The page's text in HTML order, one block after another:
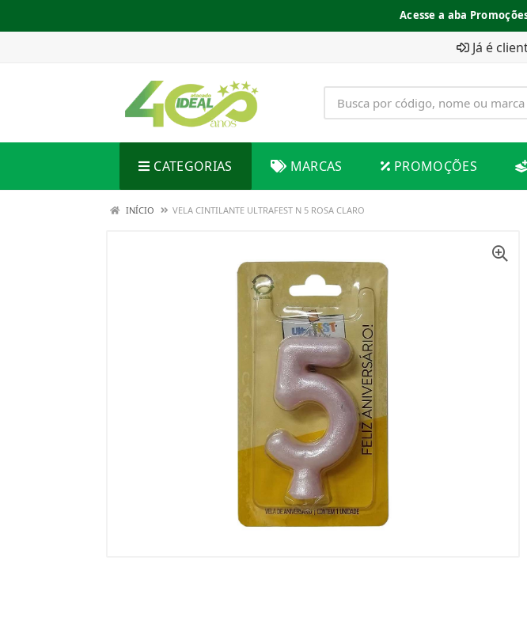
Acesse a aba
Já é
CATEGORIAS MARCAS PROMOÇÕES
INÍCIO VELA CINTILANTE ULTRAFEST N 5 ROSA CLARO